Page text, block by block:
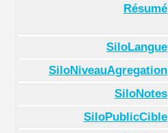
Résumé
SiloLangue
SiloNiveauAgregation
SiloNotes
SiloPublicCible